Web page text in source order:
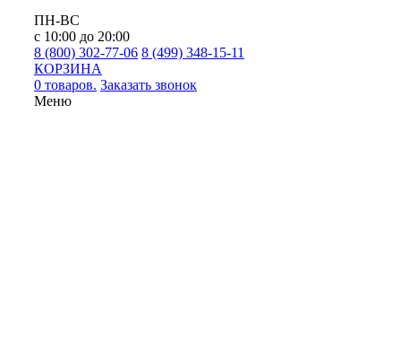
ПН-ВС
с 10:00 до 20:00
8 (800) 302-77-06 8 (499) 348-15-11
КОРЗИНА
0 товаров. Заказать звонок
Меню